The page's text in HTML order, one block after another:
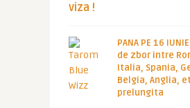
viza !
PANA PE 16
de zbor intre
Italia, Spania,
Belgia, Anglia,
prelungita